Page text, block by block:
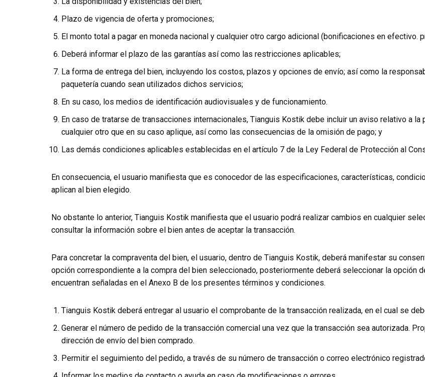
Plazo de vigencia de oferta y promociones;
El monto total a pagar en moneda nacional y cualquier otro cargo adicional (bonificaciones en
Deberá informar el plazo de las garantías así como las restricciones aplicables;
La forma de entrega del bien, incluyendo los costos, plazos y opciones de envío; así como la
paquetería cuando sean utilizados dichos servicios;
En su caso, los medios de identificación audiovisuales y de funcionamiento.
En caso de tratarse de transacciones internacionales, Tianguis Kostik debe incluir un aviso relativo a
cualquier otro que en su caso aplique, así como las consecuencias de la omisión de pago; y
Las demás condiciones aplicables establecidas en el artículo 7 de la Ley Federal de Protección al
En consecuencia, el usuario manifiesta que es conocedor de las especificaciones, características,
aplican al bien elegido.
No obstante lo anterior, Tianguis Kostik manifiesta que el usuario podrá realizar cambios en cualquier
consultar la información sobre el bien antes de aceptar la transacción.
Para concretar la compraventa del bien, el usuario, dentro de Tianguis Kostik, deberá manifestar su
opción correspondiente a la compra del bien seleccionado, posteriormente deberá seleccionar la opción
encuentran señaladas en el Anexo B de los presentes términos y condiciones.
Tianguis Kostik deberá entregar al usuario el comprobante de la transacción realizada, en el cual se
Generar el número de pedido de la transacción comercial una vez que la transacción sea autorizada.
dirección de envío del bien comprado.
Permitir el seguimiento del pedido, a través de su número de transacción o correo electrónico